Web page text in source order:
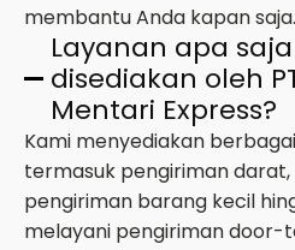
membantu Anda kapan saja.
Layanan apa
disediakan oleh
Mentari Express?
Kami menyediakan
termasuk pengiriman
pengiriman barang kecil
melayani pengiriman door-